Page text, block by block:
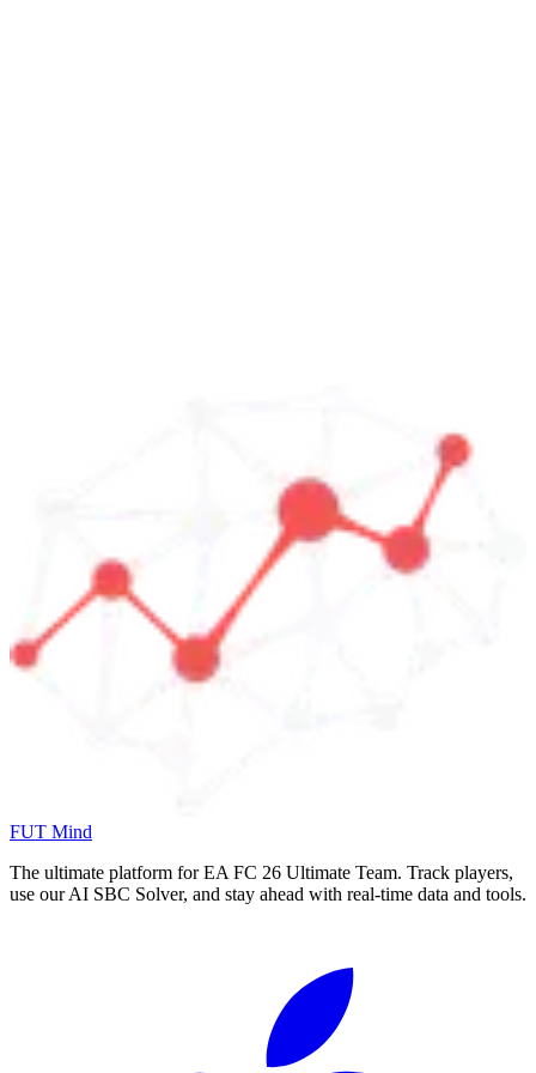
FUT Mind
The ultimate platform for EA FC 26 Ultimate Team. Track players,
use our AI SBC Solver, and stay ahead with real-time data and tools.